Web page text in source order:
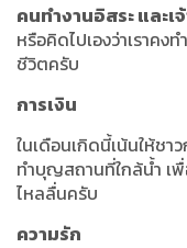
คนทำงานอิสระ และเ
หรือคิดไปเองว่าเราคง
ชีวิตครับ
การเงิน
ในเดือนเกิดนี้เน้นให้ช
ทำบุญสถานที่ใกล้น้ำ เพื่
ไหลลื่นครับ
ความรัก